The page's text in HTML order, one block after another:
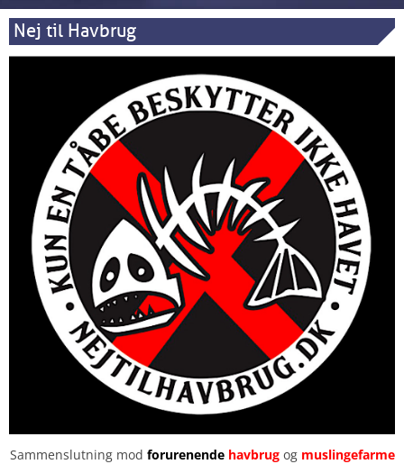
Nej til Havbrug
Sammenslutning mod forurenendehavbrugog muslingefarme